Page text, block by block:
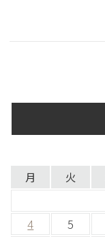
月 火
4
5